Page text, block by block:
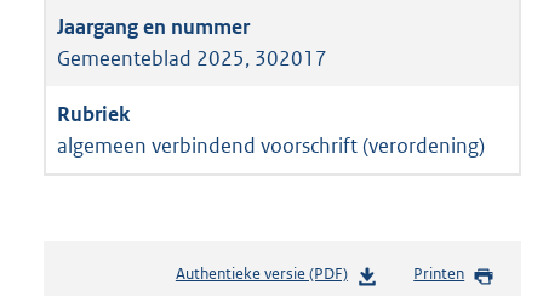
Gemeenteblad 2025, 302017
algemeen verbindend voorschrift (verordening)
Authentieke versie (PDF)b
Printen